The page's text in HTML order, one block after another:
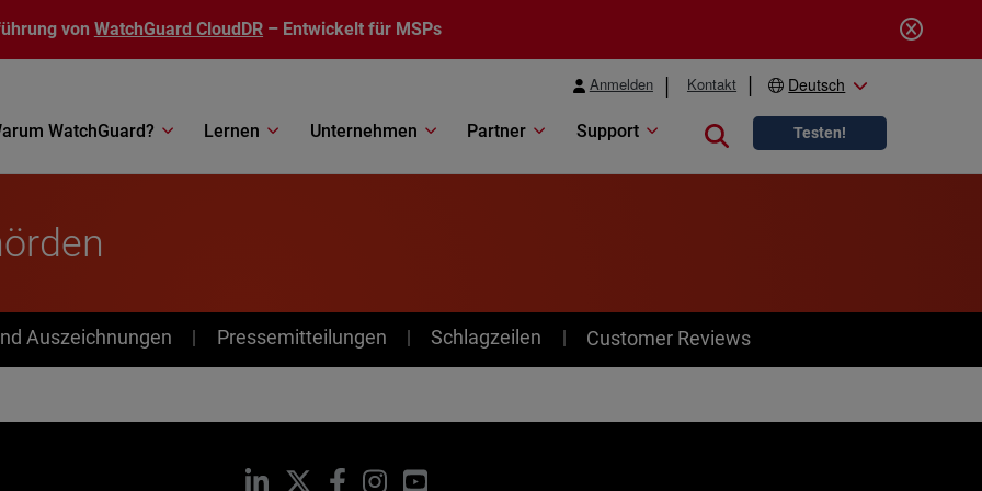
von WatchGuard CloudDR – Entwickelt für MSPs
Anmelden Kontakt Deutsch
WatchGuard? Lernen Unternehmen Partner Support Close search
Testen!
Auszeichnungen Pressemitteilungen Schlagzeilen Customer Reviews
LinkedIn Facebook
InstagramYouTube